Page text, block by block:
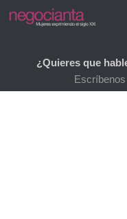
Saltar al contenido
¿Quieres que